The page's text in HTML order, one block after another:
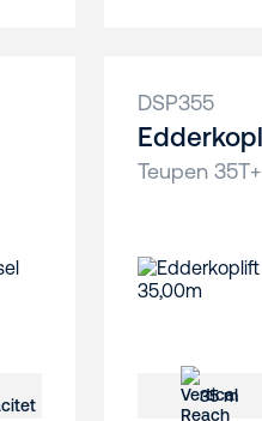
DSP355
Teupen 35T+
35 m